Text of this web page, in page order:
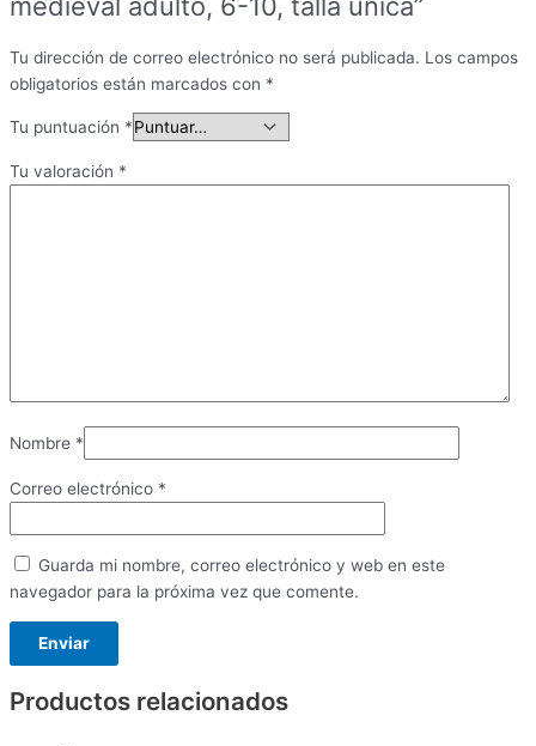
Tu dirección de correo electrónico no será publicada. Los campos
obligatorios están marcados con *
Tu puntuación *
Tu valoración *
Nombre *
Correo electrónico *
Guarda mi nombre, correo electrónico y web en este
navegador para la próxima vez que comente.
Productos relacionados